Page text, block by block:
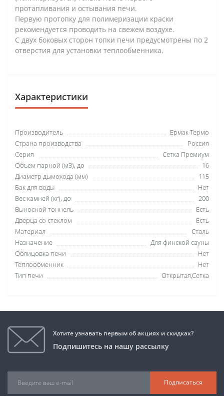
протапливания и остывания печи.
Первую протопку для полимеризации краски
рекомендуется проводить на свежем воздухе.
С двух боковых сторон топки печи предусмотрены по 2
отверстия для установки теплообменника.
Характеристики
Производитель
Ермак-Термо
Страна производства
Россия
Серия
Сетка Премиум
Объем парной (м3), до
16
Диаметр дымохода (мм)
115
Бак для воды
Нет
Вес камней (кг), до
200
Выносной тоннель
Есть
Дверца со стеклом
Есть
Материал
Сталь
Назначение
Для финской сауны
Облицовка печи
Нет
Теплообменник
Нет
Тип печи
Открытая,Сетка
Хотите узнавать первым об акциях и скидках?
Подпишитесь на нашу рассылку
Подписаться